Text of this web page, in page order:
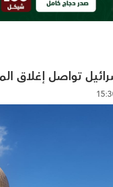
تواصل